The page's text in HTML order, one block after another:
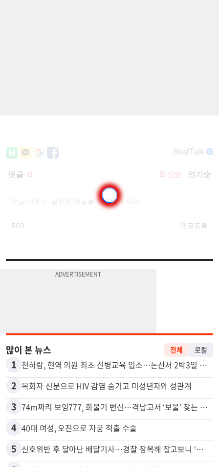
많이 본 뉴스
1
2 목회자 신분으로 HIV 감염 숨기고 미성년자와 성관계
3
4 40대 여성, 오진으로 자궁 적출 수술